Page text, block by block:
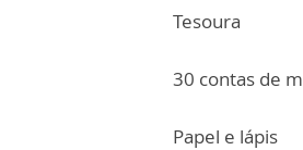
Tesoura
30 contas de
Papel e lápis